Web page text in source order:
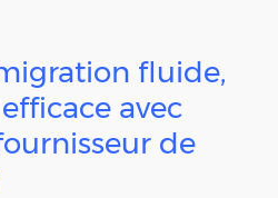
fluide,
avec
de